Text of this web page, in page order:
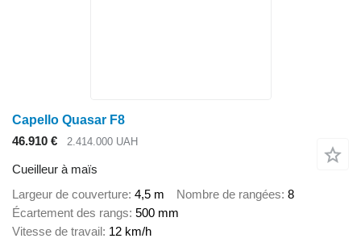
Capello Quasar F8
46.910 €
2.414.000 UAH
Cueilleur à maïs
Largeur de couverture 4,5 m Nombre de rangées 8
Écartement des rangs 500 mm
Vitesse de travail 12 km/h